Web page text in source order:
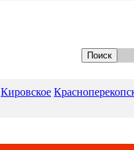
Кировское